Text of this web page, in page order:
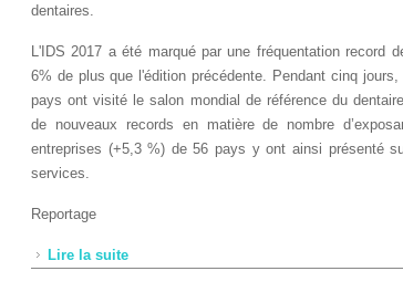
dentaires.
L'IDS 2017 a été marqué par une fréquentation record
6% de plus que l'édition précédente. Pendant cinq
pays ont visité le salon mondial de référence du
de nouveaux records en matière de nombre
entreprises (+5,3 %) de 56 pays y ont ainsi présenté
services.
Reportage
Lire la suite